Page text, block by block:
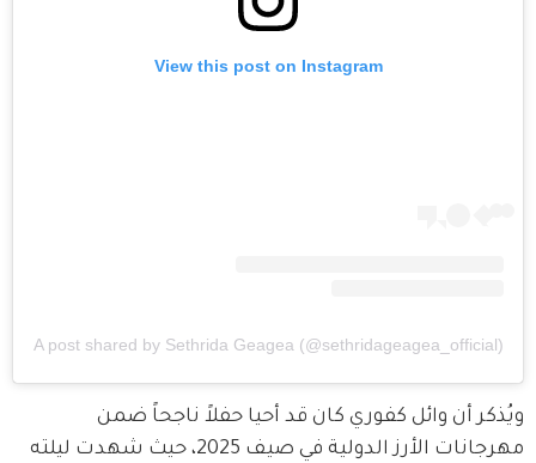
View this post on Instagram
A post shared by Sethrida Geagea (@sethridageagea_official)
ويُذكر أن وائل كفوري كان قد أحيا حفلاً ناجحاً ضمن
مهرجانات الأرز الدولية في صيف 2025، حيث شهدت ليلته